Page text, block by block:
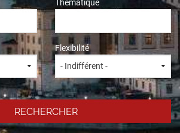
Thématique
Flexibilité